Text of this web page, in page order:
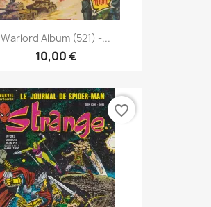
Warlord Album (521) -...
10,00 €
favorite_border